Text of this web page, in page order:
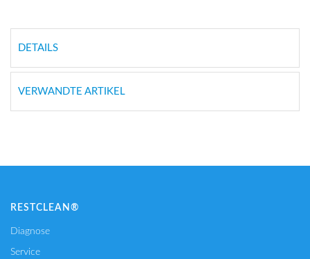
DETAILS
VERWANDTE ARTIKEL
RESTCLEAN®
Diagnose
Service